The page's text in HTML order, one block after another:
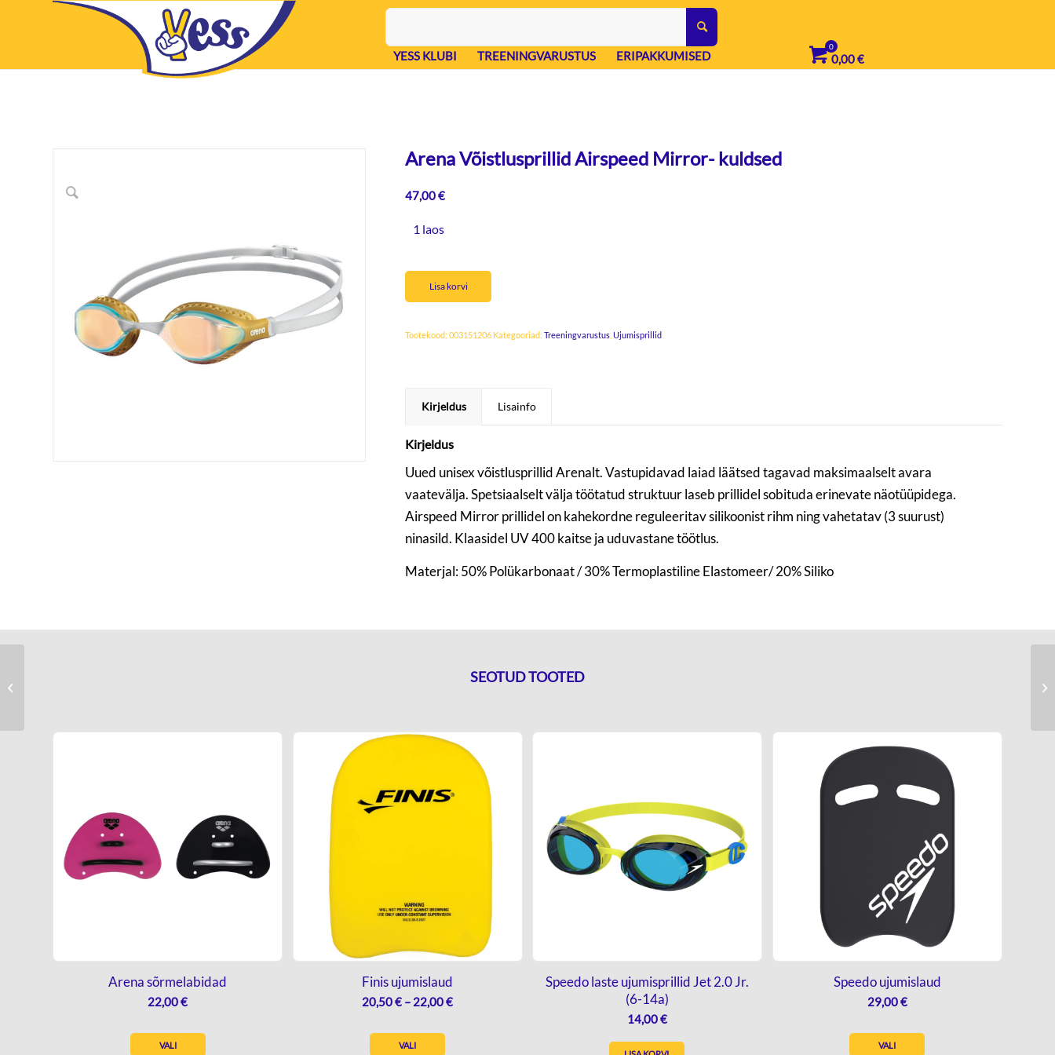
YESS KLUBI TREENINGVARUSTUS ERIPAKKUMISED 0,00€
Arena Võistlusprillid Airspeed Mirror- kuldsed
47,00€
1 laos
Lisa korvi
Tootekood:003151206 Kategooriad:Treeningvarustus ,Ujumisprillid
Kirjeldus Lisainfo
Kirjeldus
Uued unisex võistlusprillid Arenalt. Vastupidavad laiad läätsed tagavad maksimaalselt avara
vaatevälja. Spetsiaalselt välja töötatud struktuur laseb prillidel sobituda erinevate näotüüpidega.
Airspeed Mirror prillidel on kahekordne reguleeritav silikoonist rihm ning vahetatav (3 suurust)
ninasild. Klaasidel UV 400 kaitse ja uduvastane töötlus.
Materjal: 50% Polükarbonaat / 30% Termoplastiline Elastomeer/ 20% Siliko
SEOTUD TOOTED
Arena sõrmelabidad
22,00€
VALI
Finis ujumislaud
20,50€ – 22,00€HINNAVAHEMIK:
VALI
Speedo laste ujumisprillid Jet 2.0 Jr.
(6-14a)
14,00€
Speedo ujumislaud
29,00€
VALI